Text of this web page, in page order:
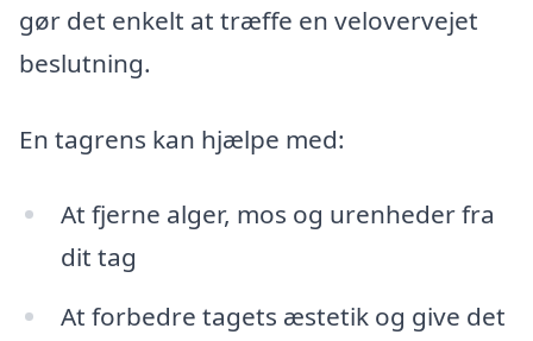
gør det enkelt at træffe en velovervejet
beslutning.
En tagrens kan hjælpe med:
At fjerne alger, mos og urenheder fra
dit tag
At forbedre tagets æstetik og give det